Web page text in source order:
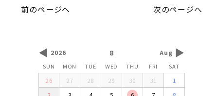
◀ 2026 8 Aug ▶
SUN MON TUE WED THU FRI SAT
26 27 28 29 30 31
1
前のページへ 次のページへ